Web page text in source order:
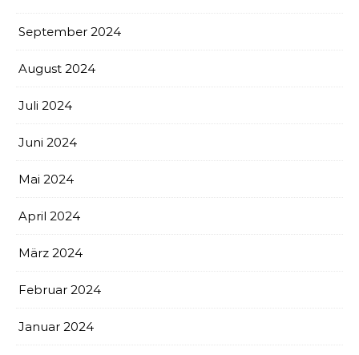
September 2024
August 2024
Juli 2024
Juni 2024
Mai 2024
April 2024
März 2024
Februar 2024
Januar 2024